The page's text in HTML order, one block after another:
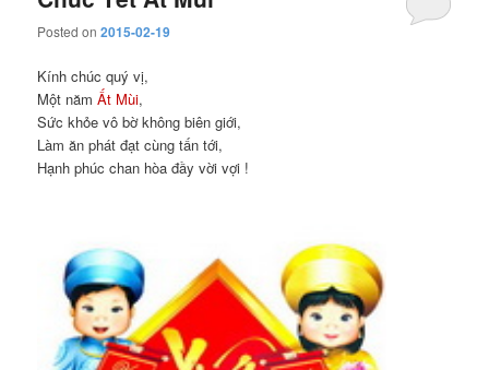
Posted on2015-02-19
Kính chúc quý vị,
Một nămẤt Mùi,
Sức khỏe vô bờ không biên giới,
Làm ăn phát đạt cùng tấn tới,
Hạnh phúc chan hòa đầy vời vợi !